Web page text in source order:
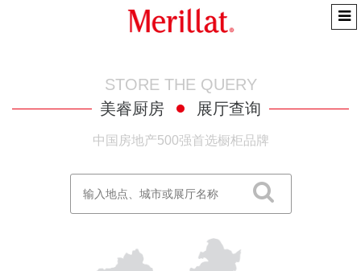
STORE THE QUERY
美睿厨房
展厅查询
中国房地产500强首选橱柜品牌